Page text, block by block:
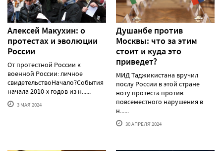
Алексей Макуxин: о
протестаx и эволюции
России
От протестной России к
военной России: личное
свидетельствоНачало?События
начала 2010-х годов из н......
3 МАЯ'2024
Душанбе против
Москвы: что за этим
стоит и куда это
приведет?
МИД Таджикистана вручил
послу России в этой стране
ноту протеста против
повсеместного нарушения в
н......
30 АПРЕЛЯ'2024